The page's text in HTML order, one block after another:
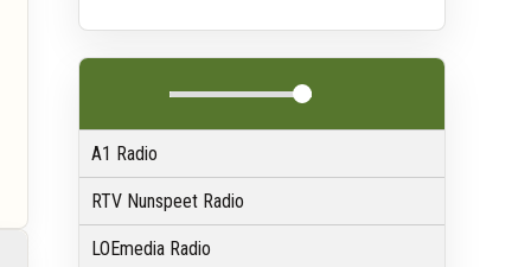
A1 Radio
RTV Nunspeet Radio
LOEmedia Radio